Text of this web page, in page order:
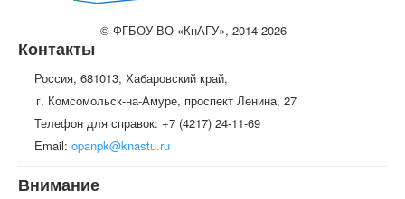
© ФГБОУ ВО «КнАГУ», 2014-2026
Контакты
Россия, 681013, Хабаровский край,
г. Комсомольск-на-Амуре, проспект Ленина, 27
Телефон для справок: +7 (4217) 24-11-69
Email: opanpk@knastu.ru
Внимание